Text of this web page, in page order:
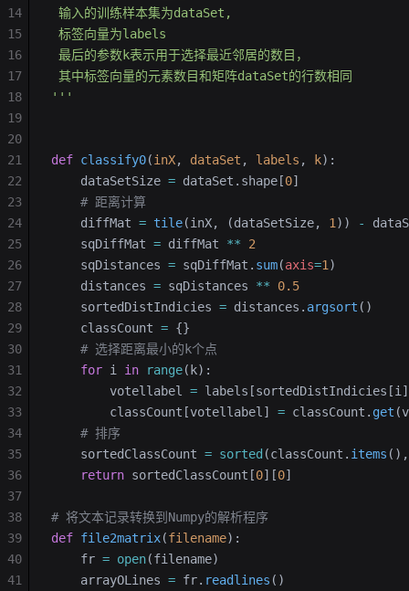
输入的训练样本集为dataSet,
标签向量为labels
最后的参数k表示用于选择最近邻居的数目，
其中标签向量的元素数目和矩阵dataSet的行数相同
'''
def classify0(inX, dataSet , labels , k):
    dataSetSize
= dataSet.shape[0]
    # 距离计算
    diffMat
= tile(inX, (dataSetSize, 1 )) -
    sqDiffMat
= diffMat ** 2
    sqDistances
= sqDiffMat. sum(axis=1 )
    distances
= sqDistances ** 0.5
    sortedDistIndicies
= distances. argsort ()
    classCount
= {}
    # 选择距离最小的k个点
    for
i in range(k):
        votellabel
=
        classCount[votellabel]
= classCount. get
    # 排序
    sortedClassCount
= sorted (classCount. items
    return
sortedClassCount[0][0]
# 将文本记录转换到Numpy的解析程序
def file2matrix(filename):
    fr
= open(filename)
    arrayOLines
= fr. readlines ()
14
15
16
17
18
19
20
21
22
23
24
25
26
27
28
29
30
31
32
33
34
35
36
37
38
39
40
41